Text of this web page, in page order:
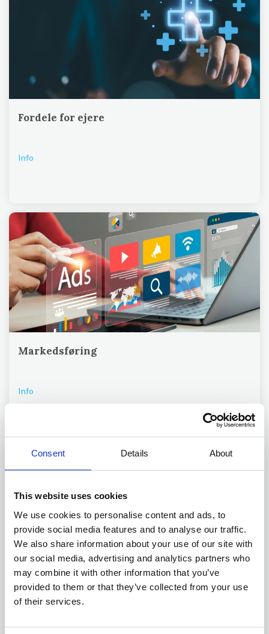
Consent Details About
This website uses cookies
We use cookies to personalise content and ads, to
provide social media features and to analyse our traffic.
We also share information about your use of our site with
our social media, advertising and analytics partners who
may combine it with other information that you’ve
provided to them or that they’ve collected from your use
of their services.
Fordele for ejere
Info
Markedsføring
Info
Økonomi